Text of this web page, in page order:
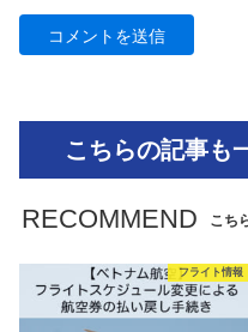
こちらの記事も
RECOMMEND こち
フライト情報